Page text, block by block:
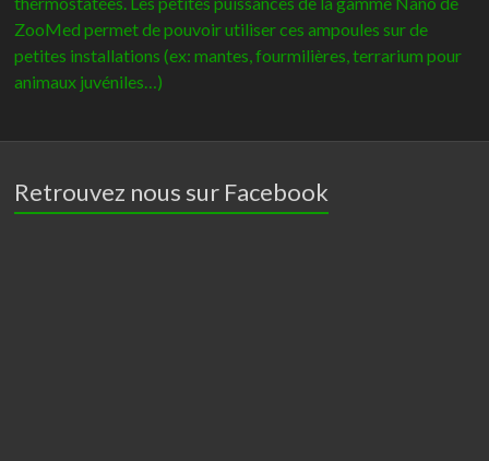
ZooMed permet de pouvoir utiliser ces ampoules sur de
petites installations (ex: mantes, fourmilières, terrarium pour
animaux juvéniles…)
Retrouvez nous sur Facebook